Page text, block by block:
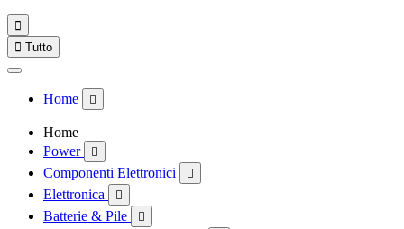

 Tutto
Home 
Home
Power

Componenti Elettronici 
Elettronica 
Batterie & Pile 